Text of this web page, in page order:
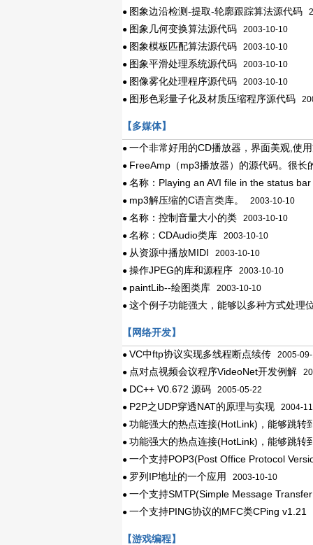
● 图象边沿检测-提取-轮廓跟踪算法源代码
● 图象几何变换算法源代码 2003-10-10
● 图象模板匹配算法源代码 2003-10-10
● 图象平滑处理系统源代码 2003-10-10
● 图像雾化处理程序源代码 2003-10-10
● 图形色彩量子化及材质压缩程序源代码
【多媒体】
● 一个非常好用的CD播放器，界面美观,使
● FreeAmp（mp3播放器）的源代码。很长
● 名称：Playing an AVI file in the status bar
● mp3解压缩的C语言类库。
2003-10-10
● 名称：控制音量大小的类 2003-10-10
● 名称：CDAudio类库 2003-10-10
● 从资源中播放MIDI 2003-10-10
● 操作JPEG的库和源程序 2003-10-10
● paintLib--绘图类库 2003-10-10
● 这个例子功能强大，能够以多种方式处理
【网络开发】
● VC中ftp协议实现多线程断点续传 2005-
● 点对点视频会议程序VideoNet开发例解
● DC++ V0.672 源码 2005-05-22
● P2P之UDP穿透NAT的原理与实现 2004-
● 功能强大的热点连接(HotLink)，能够跳转
● 功能强大的热点连接(HotLink)，能够跳转
● 一个支持POP3(Post Office Protocol
● 罗列IP地址的一个应用
2003-10-10
● 一个支持SMTP(Simple Message
● 一个支持PING协议的MFC类CPing v1.21
【游戏编程】